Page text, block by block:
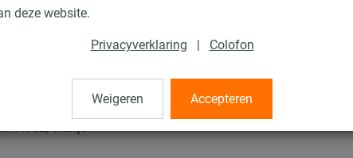
deze website.
Privacyverklaring | Colofon
Weigeren Accepteren
Produkte für die Lüftungsbefestigung
41/82, oranje